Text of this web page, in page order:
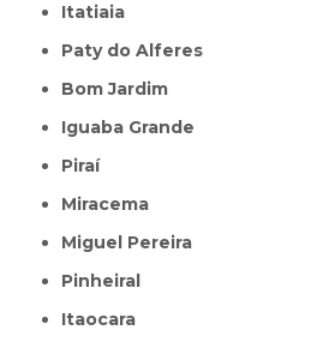
Itatiaia
Paty do Alferes
Bom Jardim
Iguaba Grande
Piraí
Miracema
Miguel Pereira
Pinheiral
Itaocara